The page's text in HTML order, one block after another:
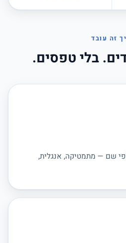
זה עובד
בלי טפסים.
שם — מתמטיקה, אנגלית,